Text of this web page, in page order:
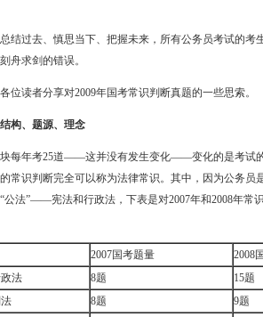
过去、慎思当下、把握未来，所有公务员考试的考
舟求剑的错误。
读者分享对2009年国考常识判断真题的一些思索。
构、题源、理念
年考25道——这并没有发生变化——变化的是考试的
常识判断完全可以称为法律常识。其中，因为公务员
公法”——宪法和行政法，下表是对2007年和2008年常
2007国考题量
2008
法
8题
15题
8题
9题